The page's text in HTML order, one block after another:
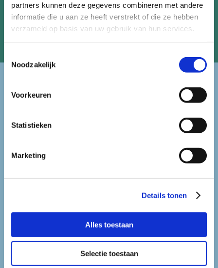
partners kunnen deze gegevens combineren met andere
informatie die u aan ze heeft verstrekt of die ze hebben
verzameld op basis van uw gebruik van hun services.
Noodzakelijk
Voorkeuren
Statistieken
Marketing
Details tonen
Alles toestaan
Selectie toestaan